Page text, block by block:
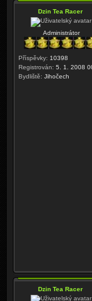
Dzin Tea Racer
Administrátor
Příspěvky: 10398
Registrován: 5. 1. 2008
Bydliště: Jihočech
Dzin Tea Racer